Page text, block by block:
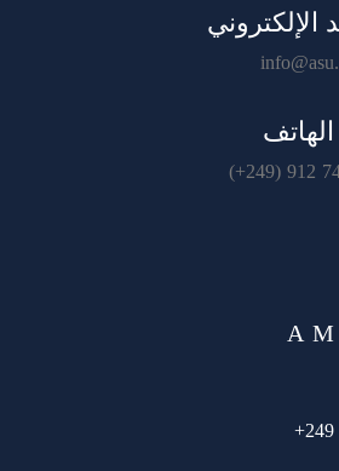
الإلكتروني
(+249) 912